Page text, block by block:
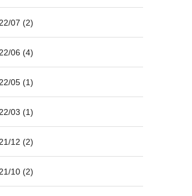
07 (2)
06 (4)
05 (1)
03 (1)
12 (2)
10 (2)